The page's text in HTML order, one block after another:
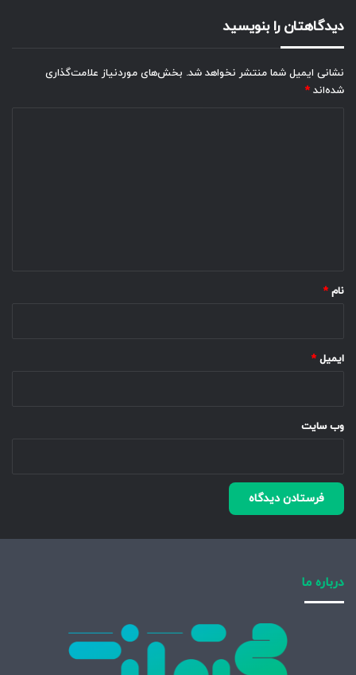
دیدگاهتان را بنویسید
نشانی ایمیل شما منتشر نخواهد شد. بخش‌های موردنیاز علامت‌گذاری
شده‌اند *
نام *
ایمیل *
وب‌ سایت
درباره ما